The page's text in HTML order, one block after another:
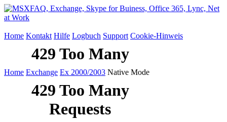
Home Kontakt Hilfe Logbuch Support Cookie-Hinweis
Home Exchange Ex 2000/2003 Native Mode